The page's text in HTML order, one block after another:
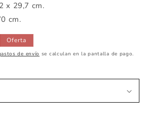
x 29,7 cm.
cm.
Oferta
de envío se calculan en la pantalla de pago.